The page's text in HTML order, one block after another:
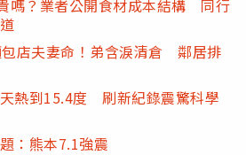
嗎？業者公開食材成本結構 同行
店夫妻命！弟含淚清倉 鄰居排
熱到15.4度 刷新紀錄震驚科學
：熊本7.1強震